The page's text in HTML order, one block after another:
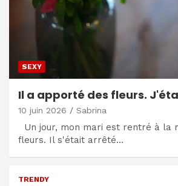
SEXY
Il a apporté des fleurs.
10 juin 2026 Sabrina
Un jour, mon mari est rentré à la
fleurs. Il s'était arrêté…
TRENDY